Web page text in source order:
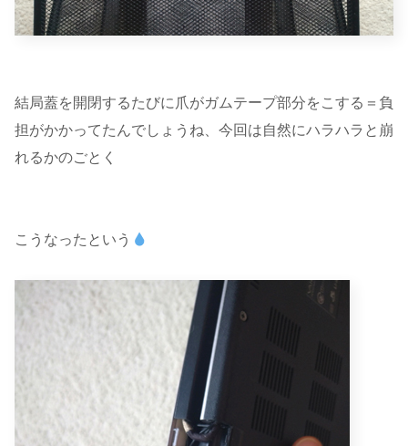
結局蓋を開閉するたびに爪がガムテープ部分をこする＝負
担がかかってたんでしょうね、今回は自然にハラハラと崩
れるかのごとく
こうなったという